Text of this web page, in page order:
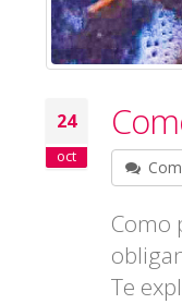
24
oct
Como
Te